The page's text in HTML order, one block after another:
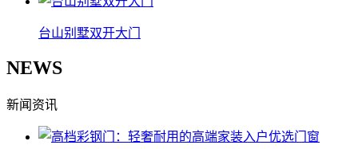
台山别墅双开大门
NEWS
新闻资讯